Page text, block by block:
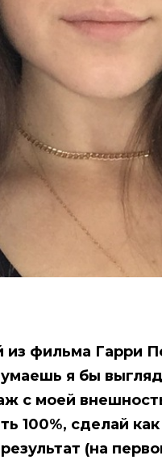
фильма Гарри
я бы
с моей
100%, сделай
(на